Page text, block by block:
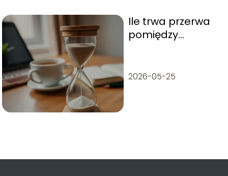
Ile trwa przerwa
pomiędzy
wykorzystać?
2026-05-25